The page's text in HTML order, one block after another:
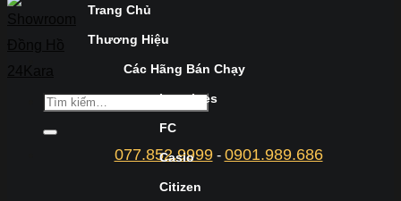
077.852.9999- 0901.989.686
Trang Chủ
Thương Hiệu
Các Hãng Bán Chạy
Longines
FC
Casio
Citizen